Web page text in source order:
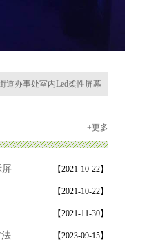
道办事处室内Led柔性屏幕
+更多
屏 【2021-10-22】
【2021-10-22】
【2021-11-30】
【2023-09-15】